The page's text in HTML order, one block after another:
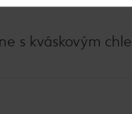
s kváskovým